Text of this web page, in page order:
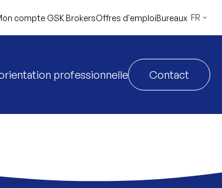
compte GSK BrokersOffres d'emploiBureaux FR
professionnelle Contact